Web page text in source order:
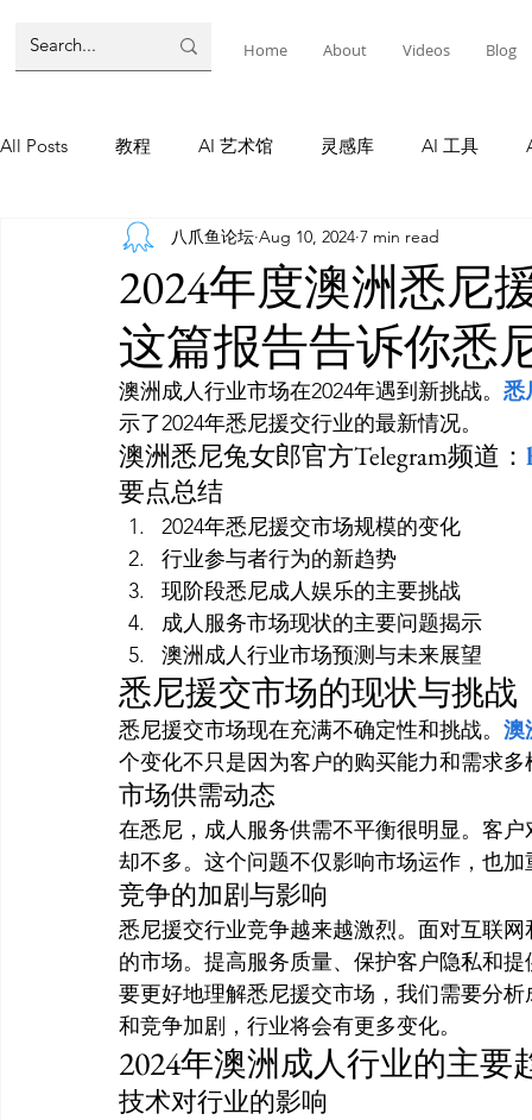
Home About Videos Blog
All Posts 教程 AI 艺术馆 灵感库 AI 工具
AI 工具 AI Tool Tutorials
灵感库 AI 新闻 灵感库 教程
2024年度澳洲悉尼
这篇报告告诉你悉
八爪鱼论坛 Aug 10, 2024 7 min read
澳洲成人行业市场在2024年遇到新挑战。 悉
示了2024年悉尼援交行业的最新情况。
澳洲悉尼兔女郎官方Telegram频道：
要点总结
2024年悉尼援交市场规模的变化
行业参与者行为的新趋势
现阶段悉尼成人娱乐的主要挑战
成人服务市场现状的主要问题揭示
澳洲成人行业市场预测与未来展望
悉尼援交市场的现状与挑战
悉尼援交市场现在充满不确定性和挑战。 澳
个变化不只是因为客户的购买能力和需求
市场供需动态
在悉尼，成人服务供需不平衡很明显。客
却不多。这个问题不仅影响市场运作，也
竞争的加剧与影响
悉尼援交行业竞争越来越激烈。面对互联
的市场。提高服务质量、保护客户隐私和
要更好地理解悉尼援交市场，我们需要分
和竞争加剧，行业将会有更多变化。
2024年澳洲成人行业的主要
技术对行业的影响